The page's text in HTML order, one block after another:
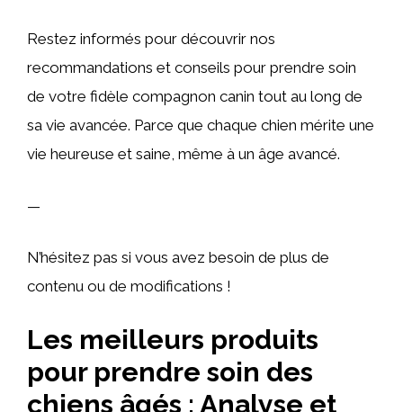
Restez informés pour découvrir nos
recommandations et conseils pour prendre soin
de votre fidèle compagnon canin tout au long de
sa vie avancée. Parce que chaque chien mérite une
vie heureuse et saine, même à un âge avancé.
—
N’hésitez pas si vous avez besoin de plus de
contenu ou de modifications !
Les meilleurs produits
pour prendre soin des
chiens âgés : Analyse et